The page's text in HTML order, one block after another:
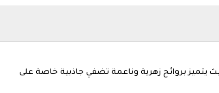
أشهر عطور شانيل، حيث يتميز بروائح زهرية وناعمة تضفي جاذبية خاصة على